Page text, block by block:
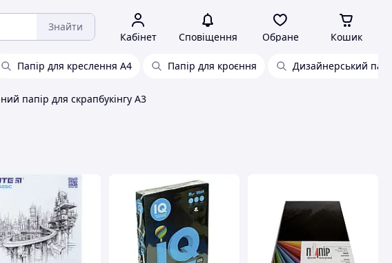
Знайти
Кабінет Сповіщення Обране Кошик
Папір для креслення А4 Папір для кроєння Дизайнерський
папір для скрапбукінгу А3